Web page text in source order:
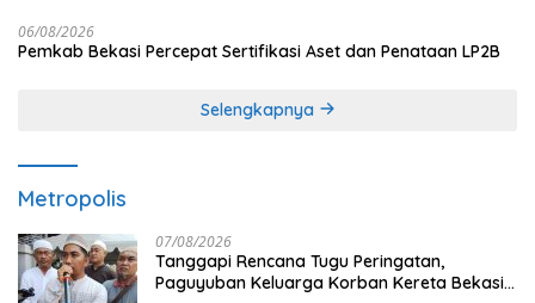
06/08/2026
Pemkab Bekasi Percepat Sertifikasi Aset dan Penataan LP2B
Selengkapnya
Metropolis
07/08/2026
Tanggapi Rencana Tugu Peringatan,
Paguyuban Keluarga Korban Kereta Bekasi